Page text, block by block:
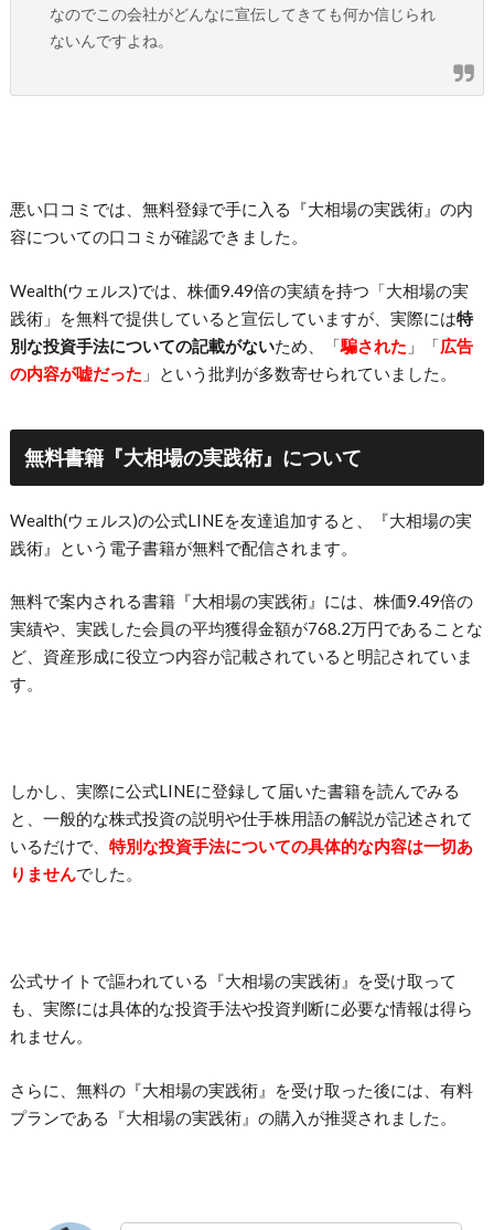
なのでこの会社がどんなに宣伝してきても何か信じられ
ないんですよね。
悪い口コミでは、無料登録で手に入る『大相場の実践術』の内
容についての口コミが確認できました。
Wealth(ウェルス)では、株価9.49倍の実績を持つ「大相場の実
践術」を無料で提供していると宣伝していますが、実際には特
別な投資手法についての記載がないため、「騙された 」「広告
の内容が嘘だった 」という批判が多数寄せられていました。
無料書籍『大相場の実践術』について
Wealth(ウェルス)の公式LINEを友達追加すると、『大相場の実
践術』という電子書籍が無料で配信されます。
無料で案内される書籍『大相場の実践術』には、株価9.49倍の
実績や、実践した会員の平均獲得金額が768.2万円であることな
ど、資産形成に役立つ内容が記載されていると明記されていま
す。
しかし、実際に公式LINEに登録して届いた書籍を読んでみる
と、一般的な株式投資の説明や仕手株用語の解説が記述されて
いるだけで、 特別な投資手法についての具体的な内容は一切あ
りませんでした。
公式サイトで謳われている『大相場の実践術』を受け取って
も、実際には具体的な投資手法や投資判断に必要な情報は得ら
れません。
さらに、無料の『大相場の実践術』を受け取った後には、有料
プランである『大相場の実践術』の購入が推奨されました。